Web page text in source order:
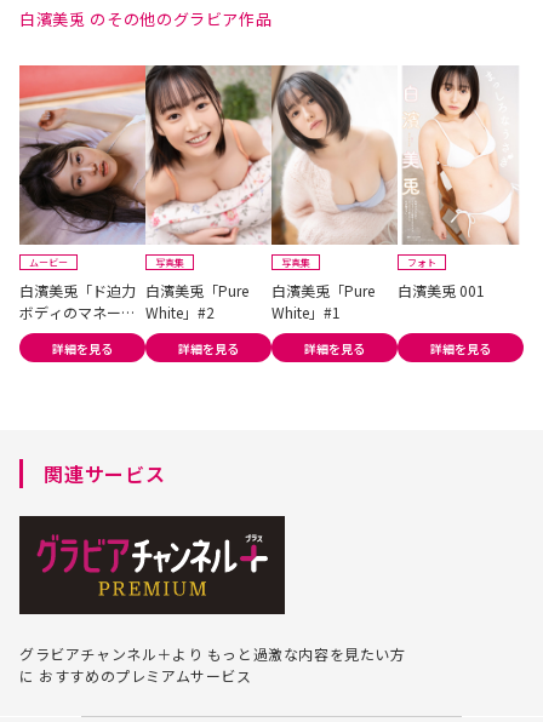
白濱美兎 のその他のグラビア作品
ムービー
白濱美兎「ド迫力
ボディのマネージ
ャーから目が離せ
ない...」詳細を見る
写真集
白濱美兎「Pure
White」#2
詳細を見る
写真集
白濱美兎「Pure
White」#1
詳細を見る
フォト
白濱美兎 001
詳細を見る
関連サービス
グラビアチャンネル＋より もっと過激な内容を見たい方
に おすすめのプレミアムサービス